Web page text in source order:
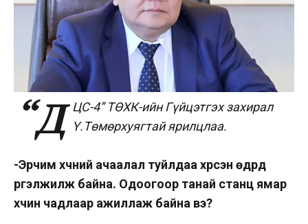
“Д ЦС-4” ТӨХК-ийн Гүйцэтгэх захирал
Ү.Төмөрхуягтай ярилцлаа.
-Эрчим хүчний ачаалал туйлдаа хүрсэн өдрүүд
үргэлжилж байна. Одоогоор танай станц ямар
хүчин чадлаар ажиллаж байна вэ?